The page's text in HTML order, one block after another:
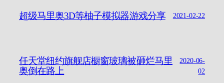
超级马里奥3D等柚子模拟器游戏分享 2021-02-22
任天堂纽约旗舰店橱窗玻璃被砸烂马里
奥倒在路上
2020-06-
02